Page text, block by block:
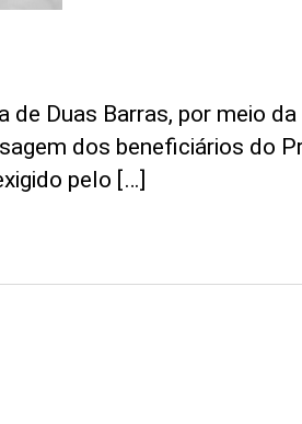
Duas Barras, por meio
dos beneficiários do
pelo […]